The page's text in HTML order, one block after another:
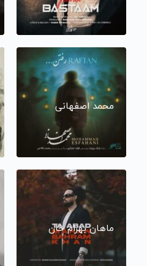
محمد اصفهانی
ماهان بهرام خان